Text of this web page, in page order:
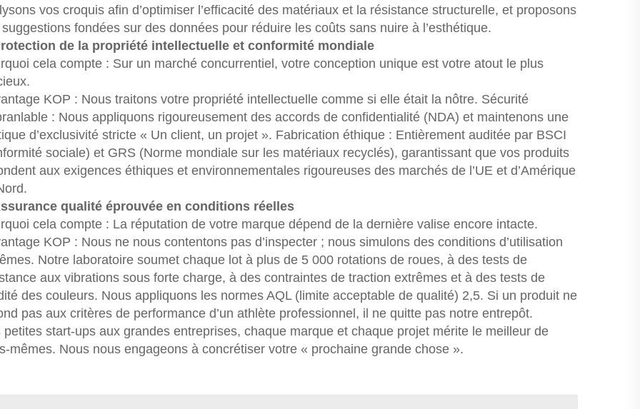
vos croquis afin d’optimiser l’efficacité des matériaux et la résistance structurelle, et proposons
fondées sur des données pour réduire les coûts sans nuire à l’esthétique.
de la propriété intellectuelle et conformité mondiale
cela compte : Sur un marché concurrentiel, votre conception unique est votre atout le plus
KOP : Nous traitons votre propriété intellectuelle comme si elle était la nôtre. Sécurité
: Nous appliquons rigoureusement des accords de confidentialité (NDA) et maintenons une
d’exclusivité stricte « Un client, un projet ». Fabrication éthique : Entièrement auditée par BSCI
sociale) et GRS (Norme mondiale sur les matériaux recyclés), garantissant que vos produits
aux exigences éthiques et environnementales rigoureuses des marchés de l’UE et d’Amérique
qualité éprouvée en conditions réelles
cela compte : La réputation de votre marque dépend de la dernière valise encore intacte.
KOP : Nous ne nous contentons pas d’inspecter ; nous simulons des conditions d’utilisation
Notre laboratoire soumet chaque lot à plus de 5 000 rotations de roues, à des tests de
aux vibrations sous forte charge, à des contraintes de traction extrêmes et à des tests de
des couleurs. Nous appliquons les normes AQL (limite acceptable de qualité) 2,5. Si un produit ne
pas aux critères de performance d’un athlète professionnel, il ne quitte pas notre entrepôt.
petites start-ups aux grandes entreprises, chaque marque et chaque projet mérite le meilleur de
mêmes. Nous nous engageons à concrétiser votre « prochaine grande chose ».